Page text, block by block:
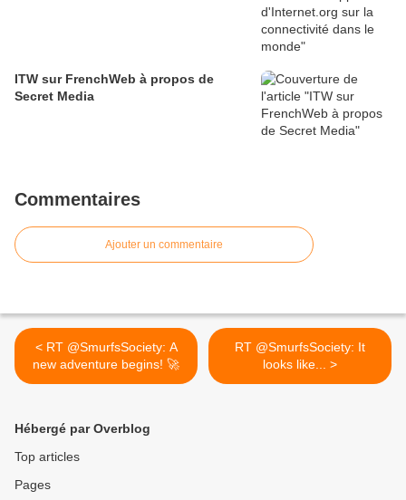
ITW sur FrenchWeb à propos de
Secret Media
Commentaires
Ajouter un commentaire
< RT @SmurfsSociety: A
new adventure begins! 🚀
RT @SmurfsSociety: It
looks like... >
Hébergé par Overblog
Top articles
Pages